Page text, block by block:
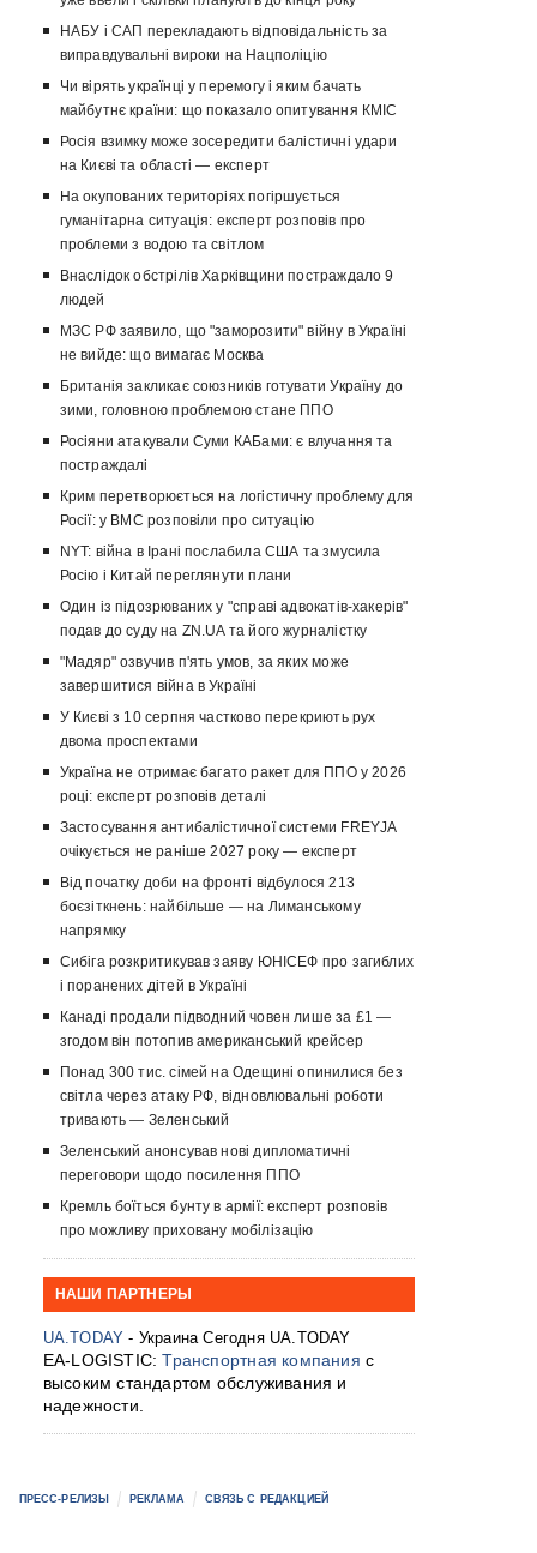
НАБУ і САП перекладають відповідальність за
виправдувальні вироки на Нацполіцію
Чи вірять українці у перемогу і яким бачать
майбутнє країни: що показало опитування КМІС
Росія взимку може зосередити балістичні удари
на Києві та області — експерт
На окупованих територіях погіршується
гуманітарна ситуація: експерт розповів про
проблеми з водою та світлом
Внаслідок обстрілів Харківщини постраждало 9
людей
МЗС РФ заявило, що "заморозити" війну в Україні
не вийде: що вимагає Москва
Британія закликає союзників готувати Україну до
зими, головною проблемою стане ППО
Росіяни атакували Суми КАБами: є влучання та
постраждалі
Крим перетворюється на логістичну проблему для
Росії: у ВМС розповіли про ситуацію
NYT: війна в Ірані послабила США та змусила
Росію і Китай переглянути плани
Один із підозрюваних у "справі адвокатів-хакерів"
подав до суду на ZN.UA та його журналістку
"Мадяр" озвучив п'ять умов, за яких може
завершитися війна в Україні
У Києві з 10 серпня частково перекриють рух
двома проспектами
Україна не отримає багато ракет для ППО у 2026
році: експерт розповів деталі
Застосування антибалістичної системи FREYJA
очікується не раніше 2027 року — експерт
Від початку доби на фронті відбулося 213
боєзіткнень: найбільше — на Лиманському
напрямку
Сибіга розкритикував заяву ЮНІСЕФ про загиблих
і поранених дітей в Україні
Канаді продали підводний човен лише за £1 —
згодом він потопив американський крейсер
Понад 300 тис. сімей на Одещині опинилися без
світла через атаку РФ, відновлювальні роботи
тривають — Зеленський
Зеленський анонсував нові дипломатичні
переговори щодо посилення ППО
Кремль боїться бунту в армії: експерт розповів
про можливу приховану мобілізацію
НАШИ ПАРТНЕРЫ
UA.TODAY - Украина Сегодня UA.TODAY
EA-LOGISTIC:Транспортная компания с
высоким стандартом обслуживания и
надежности.
ПРЕСС-РЕЛИЗЫ РЕКЛАМА СВЯЗЬ С РЕДАКЦИЕЙ